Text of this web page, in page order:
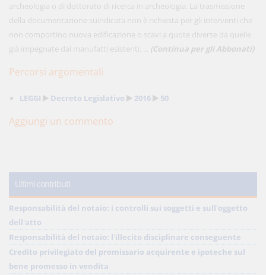
archeologia o di dottorato di ricerca in archeologia. La trasmissione
della documentazione suindicata non è richiesta per gli interventi che
non comportino nuova edificazione o scavi a quote diverse da quelle
già impegnate dai manufatti esistenti. ... (Continua per gli Abbonati)
Percorsi argomentali
LEGGI Decreto Legislativo 2016 50
Aggiungi un commento
Ultimi contributi
Responsabilità del notaio: i controlli sui soggetti e sull'oggetto
dell'atto
Responsabilità del notaio: l'illecito disciplinare conseguente
Credito privilegiato del promissario acquirente e ipoteche sul
bene promesso in vendita